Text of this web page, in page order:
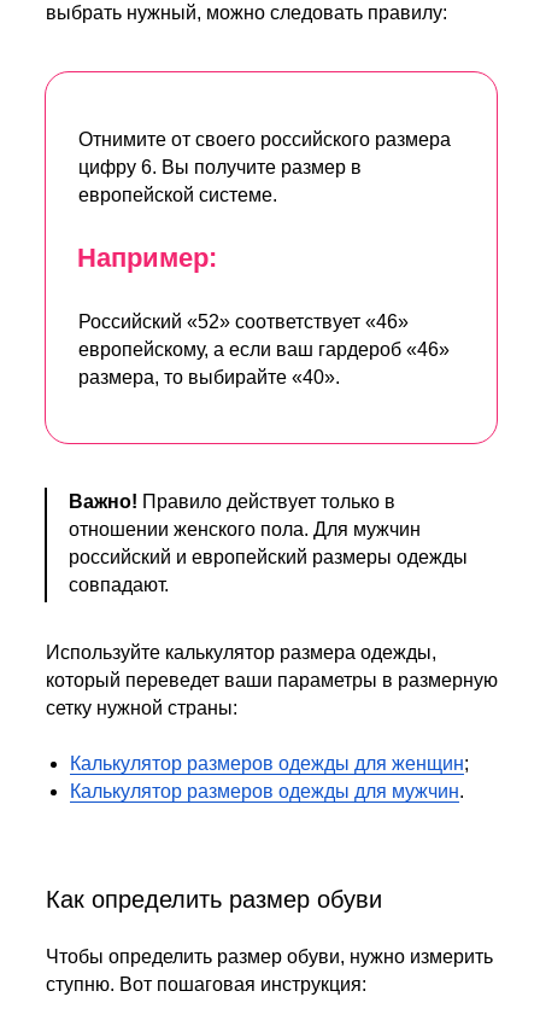
выбрать нужный, можно следовать правилу:
Отнимите от своего российского размера
цифру 6. Вы получите размер в
европейской системе.
Например:
Российский «52» соответствует «46»
европейскому, а если ваш гардероб «46»
размера, то выбирайте «40».
Важно! Правило действует только в
отношении женского пола. Для мужчин
российский и европейский размеры одежды
совпадают.
Используйте калькулятор размера одежды,
который переведет ваши параметры в размерную
сетку нужной страны:
Калькулятор размеров одежды для женщин;
Калькулятор размеров одежды для мужчин.
Как определить размер обуви
Чтобы определить размер обуви, нужно измерить
ступню. Вот пошаговая инструкция: